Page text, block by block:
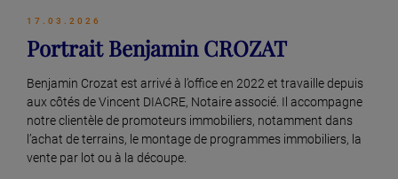
17.03.2026
Portrait Benjamin CROZAT
Benjamin Crozat est arrivé à l’office en 2022 et travaille depuis
aux côtés de Vincent DIACRE, Notaire associé. Il accompagne
notre clientèle de promoteurs immobiliers, notamment dans
l’achat de terrains, le montage de programmes immobiliers, la
vente par lot ou à la découpe.